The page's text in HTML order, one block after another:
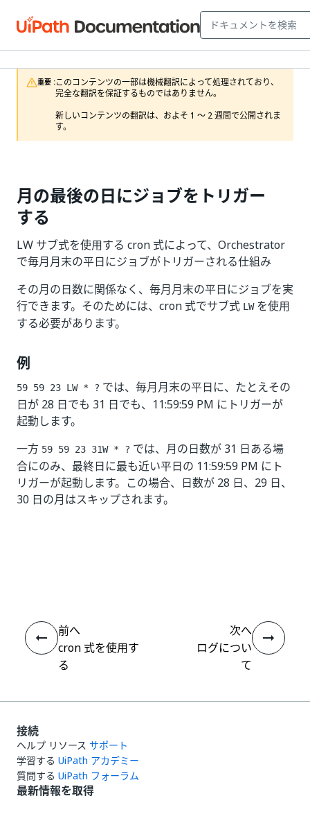
重要 :このコンテンツの一部は機械翻訳によって処理されており、
完全な翻訳を保証するものではありません。
新しいコンテンツの翻訳は、およそ 1 ～ 2 週間で公開されま
す。
月の最後の日にジョブをトリガー
する
LW サブ式を使用する cron 式によって、Orchestrator
で毎月月末の平日にジョブがトリガーされる仕組み
その月の日数に関係なく、毎月月末の平日にジョブを実
行できます。そのためには、cron 式でサブ式 LWを使用
する必要があります。
例
59 59 23 LW * ? では、毎月月末の平日に、たとえその
日が 28 日でも 31 日でも、11:59:59 PM にトリガーが
起動します。
一方 59 59 23 31W * ? では、月の日数が 31 日ある場
合にのみ、最終日に最も近い平日の 11:59:59 PM にト
リガーが起動します。この場合、日数が 28 日、29 日、
30 日の月はスキップされます。
前へ
cron 式を使用す
る
次へ
ログについ
て
接続
ヘルプ リソース サポート
学習する UiPath アカデミー
質問する UiPath フォーラム
最新情報を取得